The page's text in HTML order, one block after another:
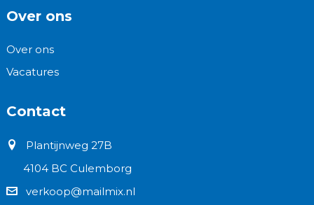
Over ons
Over ons
Vacatures
Contact
Plantijnweg 27B
4104 BC Culemborg
verkoop@mailmix.nl